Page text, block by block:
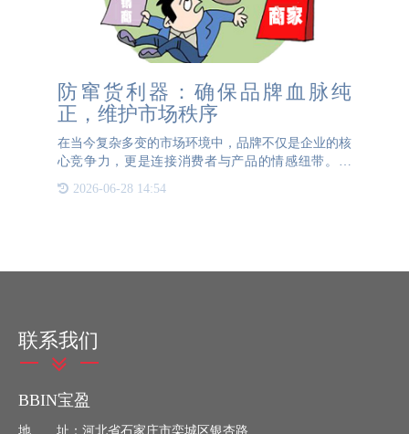
防窜货利器：确保品牌血脉纯
正，维护市场秩序
在当今复杂多变的市场环境中，品牌不仅是企业的核
心竞争力，更是连接消费者与产品的情感纽带。然
同一股暗流，侵蚀着品牌的健康肌体，扰乱市场秩
2026-06-28 14:54
联系我们
BBIN宝盈
地 址：河北省石家庄市栾城区银杏路